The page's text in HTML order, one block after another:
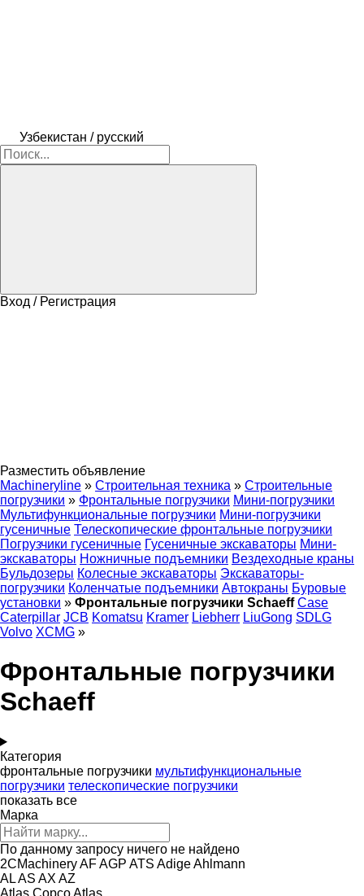
Узбекистан / русский
Вход / Регистрация
Разместить объявление
Machineryline » Строительная техника » Строительные
погрузчики » Фронтальные погрузчики Мини-погрузчики
Мультифункциональные погрузчики Мини-погрузчики
гусеничные Телескопические фронтальные погрузчики
Погрузчики гусеничные Гусеничные экскаваторы Мини-
экскаваторы Ножничные подъемники Вездеходные краны
Бульдозеры Колесные экскаваторы Экскаваторы-
погрузчики Коленчатые подъемники Автокраны Буровые
установки » Фронтальные погрузчики Schaeff Case
Caterpillar JCB Komatsu Kramer Liebherr LiuGong SDLG
Volvo XCMG »
Фронтальные погрузчики
Schaeff
Категория
фронтальные погрузчики мультифункциональные
погрузчики телескопические погрузчики
показать все
Марка
По данному запросу ничего не найдено
2CMachineryAFAGP ATS AdigeAhlmann
ALAS AX AZ
Atlas CopcoAtlas